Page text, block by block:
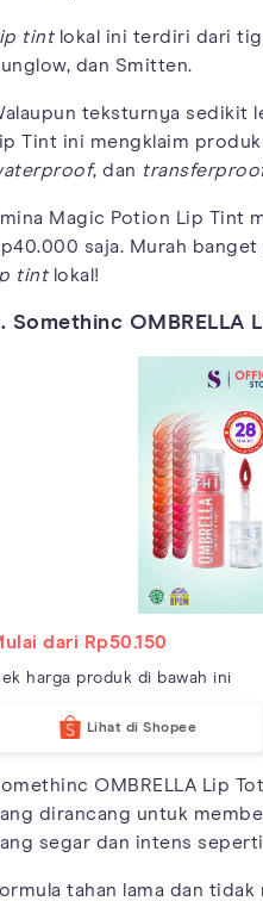
tintlokal ini terdiri dari
dan Smitten.
teksturnya sedikit
Tint ini mengklaim
, dan
Magic Potion Lip Tint
saja. Murah
tintlokal!
Somethinc OMBRELLA
dari Rp50.150
harga produk di bawah ini
Lihat di Shopee
OMBRELLA Lip
dirancang untuk
segar dan intens seperti
tahan lama dan